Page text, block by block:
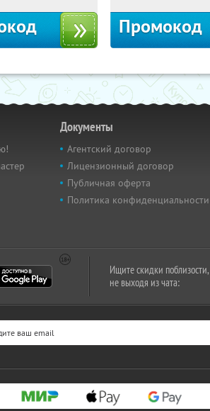
Промокод
Документы
Агентский договор
Лицензионный договор
Публичная оферта
Политика конфиденциальности
Ищите скидки поблизости,
не выходя из чата: